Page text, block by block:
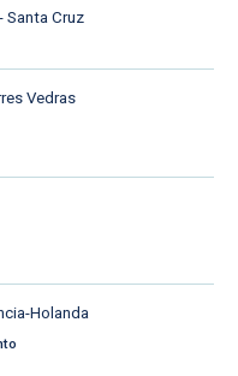
Cruz
Vedras
Holanda